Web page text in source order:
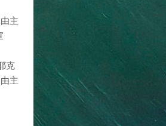
主
克
主